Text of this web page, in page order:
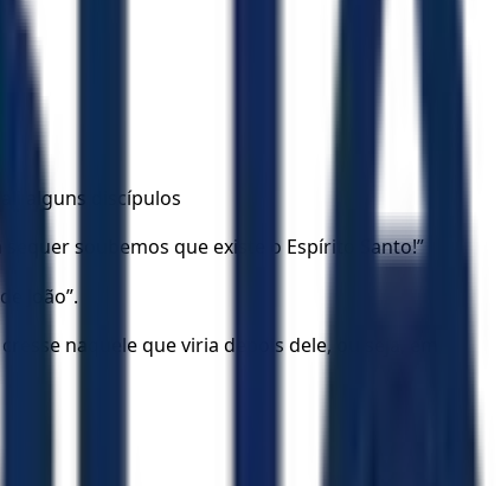
alguns discípulos
sequer soubemos que existe o Espírito Santo!”
João”.
naquele que viria depois dele, ou seja, em